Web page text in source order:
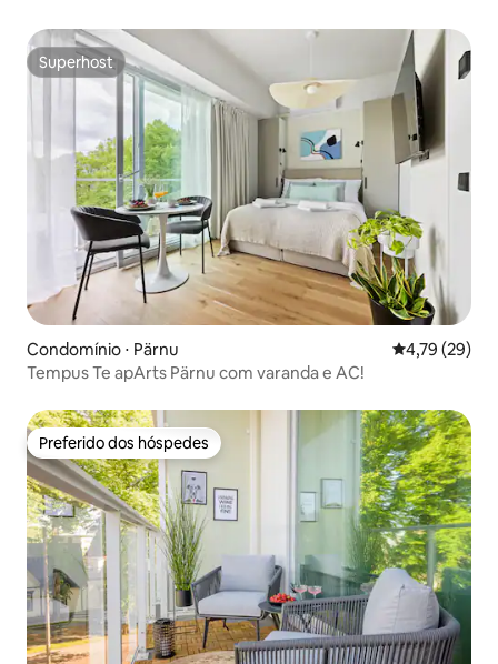
Superhost
Superhost
Condomínio ⋅ Pärnu 4,79 de uma
4,79 (29)
Tempus Te apArts Pärnu com varanda e AC!
Preferido dos hóspedes
Preferido dos hóspedes